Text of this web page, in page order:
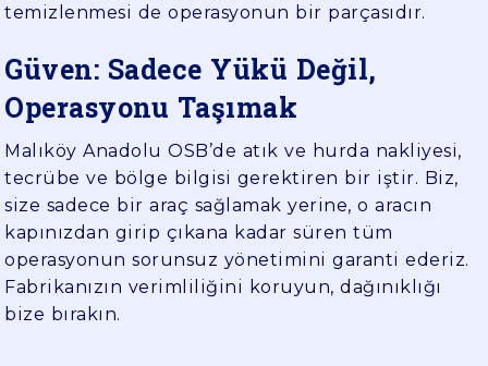
temizlenmesi de operasyonun bir parçasıdır.
Güven: Sadece Yükü Değil,
Operasyonu Taşımak
Malıköy Anadolu OSB’de atık ve hurda nakliyesi,
tecrübe ve bölge bilgisi gerektiren bir iştir. Biz,
size sadece bir araç sağlamak yerine, o aracın
kapınızdan girip çıkana kadar süren tüm
operasyonun sorunsuz yönetimini garanti ederiz.
Fabrikanızın verimliliğini koruyun, dağınıklığı
bize bırakın.